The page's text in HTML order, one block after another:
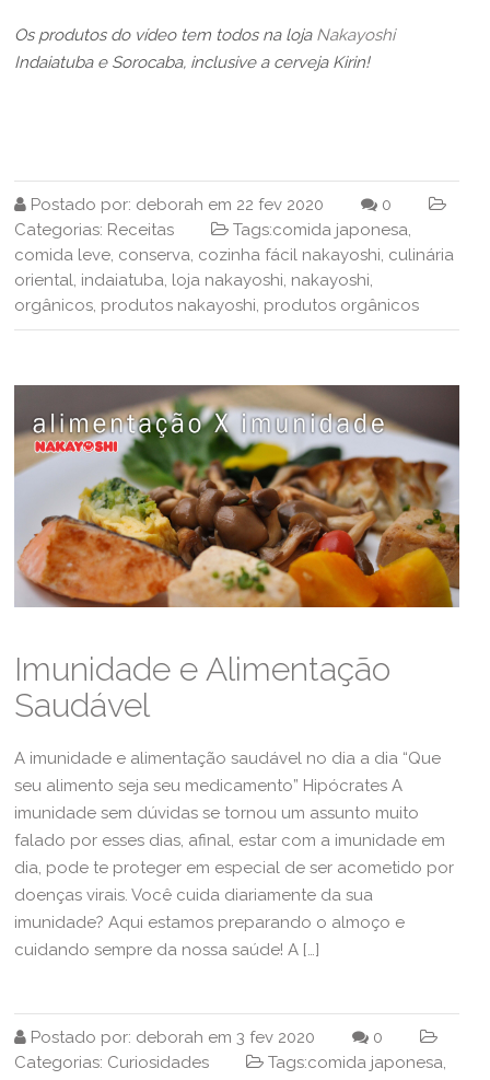
Os produtos do vídeo tem todos na loja Nakayoshi
Indaiatuba e Sorocaba, inclusive a cerveja Kirin!
Postado por: deborah em 22 fev 2020
0
Categorias: Receitas Tags:comida japonesa,
comida leve, conserva, cozinha fácil nakayoshi, culinária
oriental, indaiatuba, loja nakayoshi, nakayoshi,
orgânicos, produtos nakayoshi, produtos orgânicos
Imunidade e Alimentação
Saudável
A imunidade e alimentação saudável no dia a dia “Que
seu alimento seja seu medicamento” Hipócrates A
imunidade sem dúvidas se tornou um assunto muito
falado por esses dias, afinal, estar com a imunidade em
dia, pode te proteger em especial de ser acometido por
doenças virais. Você cuida diariamente da sua
imunidade? Aqui estamos preparando o almoço e
cuidando sempre da nossa saúde! A […]
Postado por: deborah em3 fev 2020
0
Categorias: Curiosidades Tags:comida japonesa,